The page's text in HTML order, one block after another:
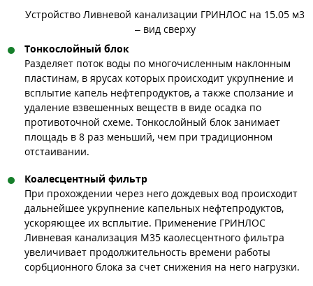
Устройство Ливневой канализации ГРИНЛОС на 15.05 м3
– вид сверху
Тонкослойный блок
Разделяет поток воды по многочисленным наклонным
пластинам, в ярусах которых происходит укрупнение и
всплытие капель нефтепродуктов, а также сползание и
удаление взвешенных веществ в виде осадка по
противоточной схеме. Тонкослойный блок занимает
площадь в 8 раз меньший, чем при традиционном
отстаивании.
Коалесцентный фильтр
При прохождении через него дождевых вод происходит
дальнейшее укрупнение капельных нефтепродуктов,
ускоряющее их всплытие. Применение ГРИНЛОС
Ливневая канализация М35 каолесцентного фильтра
увеличивает продолжительность времени работы
сорбционного блока за счет снижения на него нагрузки.